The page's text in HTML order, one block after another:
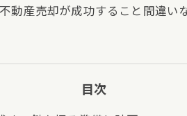
動産売却が成功すること間違いな
目次